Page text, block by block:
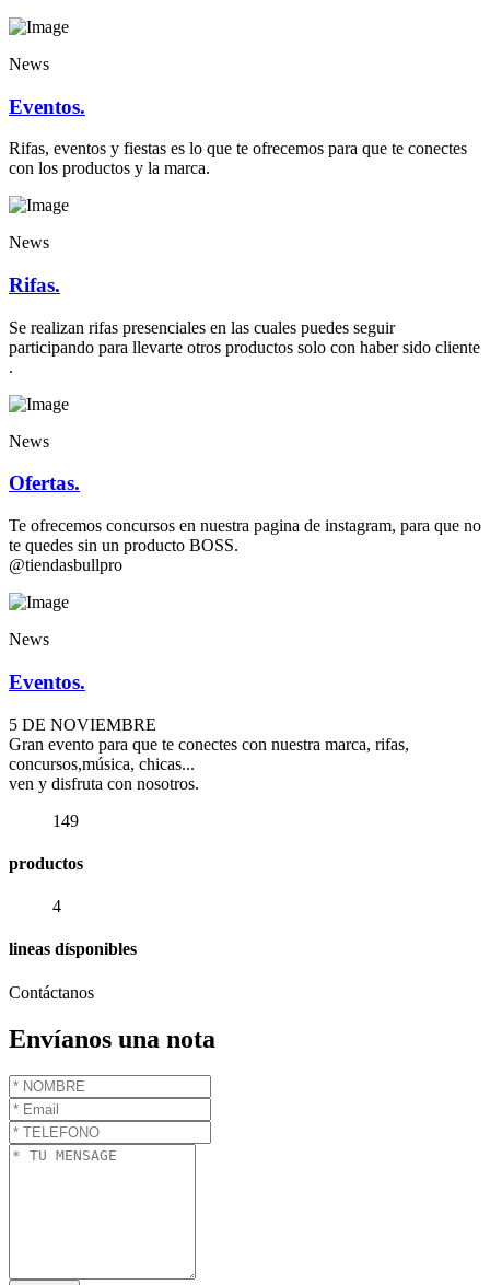
News
Eventos.
Rifas, eventos y fiestas es lo que te ofrecemos para que te conectes
con los productos y la marca.
News
Rifas.
Se realizan rifas presenciales en las cuales puedes seguir
participando para llevarte otros productos solo con haber sido cliente
.
News
Ofertas.
Te ofrecemos concursos en nuestra pagina de instagram, para que no
te quedes sin un producto BOSS.
@tiendasbullpro
News
Eventos.
5 DE NOVIEMBRE
Gran evento para que te conectes con nuestra marca, rifas,
concursos,música, chicas...
ven y disfruta con nosotros.
149
productos
4
lineas dísponibles
Contáctanos
Envíanos una nota